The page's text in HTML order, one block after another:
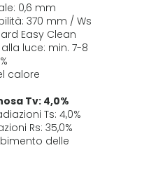
0,6 mm
370 mm / Ws
Easy Clean
luce: min. 7-8
calore
Tv: 4,0%
Ts: 4,0%
Rs: 35,0%
delle